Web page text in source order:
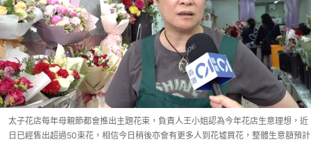
太子花店每年母親節都會推出主題花束，負責人王小姐認為今年花店生意理想，近
日已經售出超過50束花，相信今日稍後亦會有更多人到花墟買花，整體生意額預計